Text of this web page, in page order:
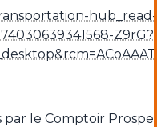
Z9rG?
par le Comptoir